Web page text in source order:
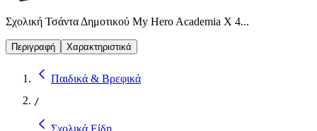
Σχολική Τσάντα Δημοτικού My Hero Academia X 4...
Περιγραφή Χαρακτηριστικά
Παιδικά & Βρεφικά
/
Σχολικά Είδη